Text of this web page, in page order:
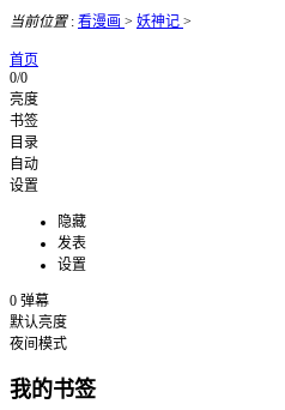
当前位置: 看漫画 > 妖神记 >
首页
0/0
亮度
书签
目录
自动
设置
隐藏
发表
设置
0 弹幕
默认亮度
夜间模式
我的书签